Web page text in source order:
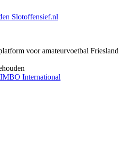
Slotoffensief.nl
voor amateurvoetbal Friesland
International